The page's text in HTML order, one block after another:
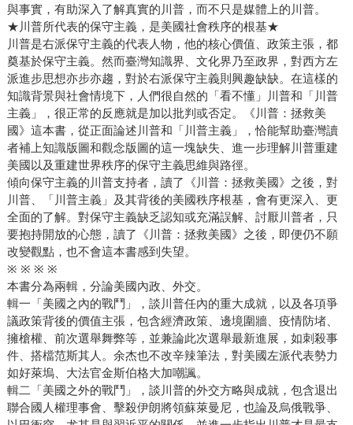
與事實，有助深入了解真實的川普，而不只是媒體上的川普。
★川普所代表的保守主義，是美國社會秩序的根基★
川普是右派保守主義的代表人物，他的核心價值、政策主張，都
奠基於保守主義。然而臺灣知識界、文化界乃至政界，對西方左
派進步思想亦步亦趨，對於右派保守主義則興趣缺缺。在這樣的
知識背景與社會情境下，人們很自然的「看不懂」川普和「川普
主義」，很正常的反應就是加以批判或否定。《川普：拯救美
國》這本書，從正面論述川普和「川普主義」，恰能幫助臺灣讀
者補上知識版圖和觀念版圖的這一塊缺失、進一步理解川普重建
美國以及重建世界秩序的保守主義思維與路徑。
傾向保守主義的川普支持者，讀了《川普：拯救美國》之後，對
川普、「川普主義」及其背後的美國秩序根基，會有更深入、更
全面的了解。對保守主義缺乏認知或充滿誤解、討厭川普者，只
要抱持開放的心態，讀了《川普：拯救美國》之後，即便仍不願
改變觀點，也不會這本書感到失望。
※ ※ ※ ※
本書分為兩輯，分論美國內政、外交。
輯一「美國之內的戰鬥」，談川普任內的重大成就，以及各項爭
議政策背後的價值主張，包含經濟政策、邊境圍牆、疫情防堵、
擁槍權、前次選舉舞弊等，並兼論此次選舉最新進展，如刺殺事
件、搭檔范斯其人。余杰也不改辛辣筆法，對美國左派代表勢力
如好萊塢、大法官金斯伯格大加嘲諷。
輯二「美國之外的戰鬥」，談川普的外交方略與成就，包含退出
聯合國人權理事會、擊殺伊朗將領蘇萊曼尼，也論及烏俄戰爭、